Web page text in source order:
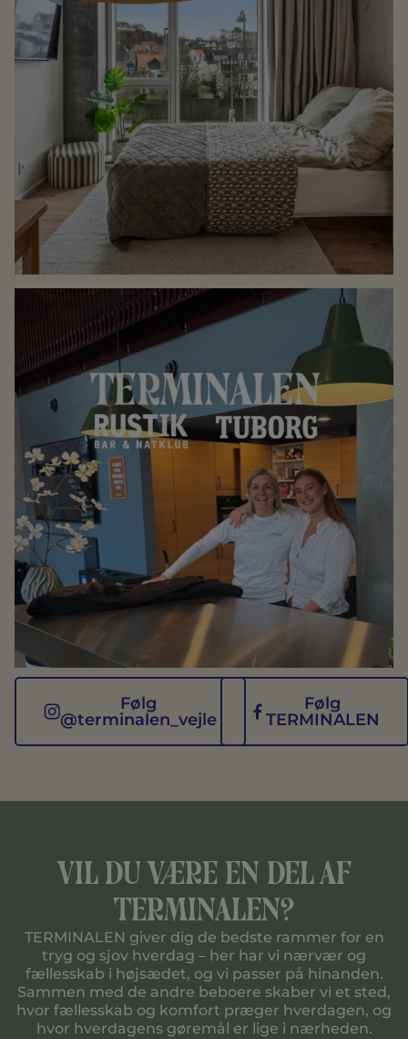
Følg
@terminalen_vejle
Følg
TERMINALEN
Vil du være en del af
terminalen?
TERMINALEN giver dig de bedste rammer for en
tryg og sjov hverdag – her har vi nærvær og
fællesskab i højsædet, og vi passer på hinanden.
Sammen med de andre beboere skaber vi et sted,
hvor fællesskab og komfort præger hverdagen, og
hvor hverdagens gøremål er lige i nærheden.